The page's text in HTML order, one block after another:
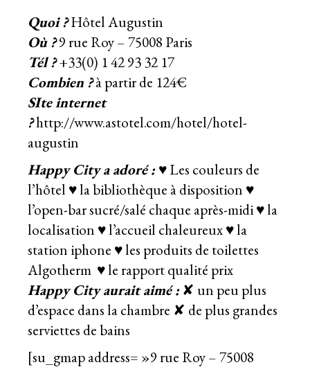
Quoi ?Hôtel Augustin
Où ?9 rue Roy – 75008 Paris
Tél ?+33(0) 1 42 93 32 17
Combien ?à partir de 124€
SIte internet
?http://www.astotel.com/hotel/hotel-
augustin
Happy City a adoré :♥ Les couleurs de
l’hôtel ♥ la bibliothèque à disposition ♥
l’open-bar sucré/salé chaque après-midi ♥ la
localisation ♥ l’accueil chaleureux ♥ la
station iphone ♥ les produits de toilettes
Algotherm ♥ le rapport qualité prix
Happy City aurait aimé :✘ un peu plus
d’espace dans la chambre ✘ de plus grandes
serviettes de bains
[su_gmap address= »9 rue Roy – 75008